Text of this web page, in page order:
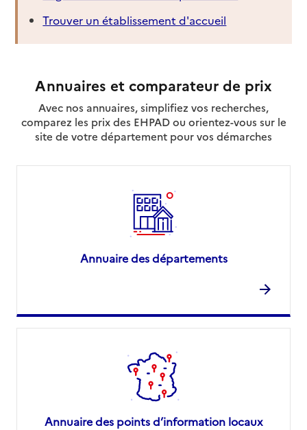
Trouver un établissement d'accueil
Annuaires et comparateur de prix
Avec nos annuaires, simplifiez vos recherches,
comparez les prix des EHPAD ou orientez-vous sur le
site de votre département pour vos démarches
Annuaire des départements
Annuaire des points d’information locaux